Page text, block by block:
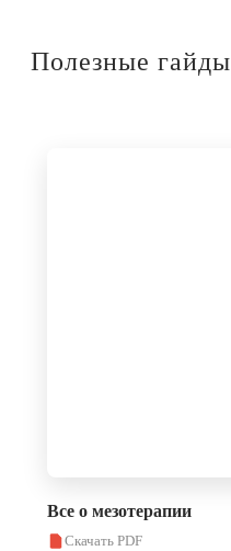
Полезные гайды
Все о мезотерапии
Скачать PDF